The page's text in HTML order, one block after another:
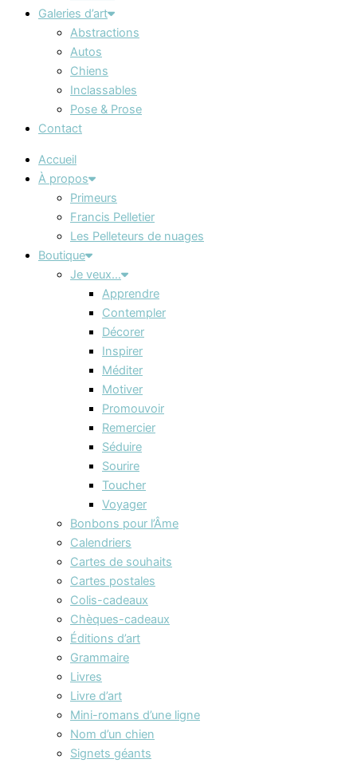
Galeries d’art
Abstractions
Autos
Chiens
Inclassables
Pose & Prose
Contact
Accueil
À propos
Primeurs
Francis Pelletier
Les Pelleteurs de nuages
Boutique
Je veux…
Apprendre
Contempler
Décorer
Inspirer
Méditer
Motiver
Promouvoir
Remercier
Séduire
Sourire
Toucher
Voyager
Bonbons pour l’Âme
Calendriers
Cartes de souhaits
Cartes postales
Colis-cadeaux
Chèques-cadeaux
Éditions d’art
Grammaire
Livres
Livre d’art
Mini-romans d’une ligne
Nom d’un chien
Signets géants